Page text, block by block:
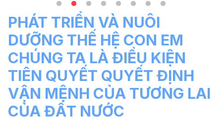
PHÁT TRIỂN VÀ NUÔI
DƯỠNG THẾ HỆ CON EM
CHÚNG TA LÀ ĐIỀU KIỆN
TIÊN QUYẾT QUYẾT ĐỊNH
VẬN MỆNH CỦA TƯƠNG LAI
CỦA ĐẤT NƯỚC